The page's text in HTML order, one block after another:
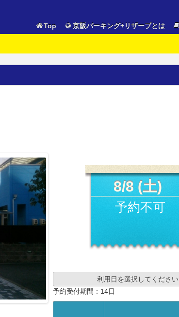
Top 京阪パーキング+リザーブとは
8/8 (土)
予約不可
利用日を選択してください
予約受付期間：14日